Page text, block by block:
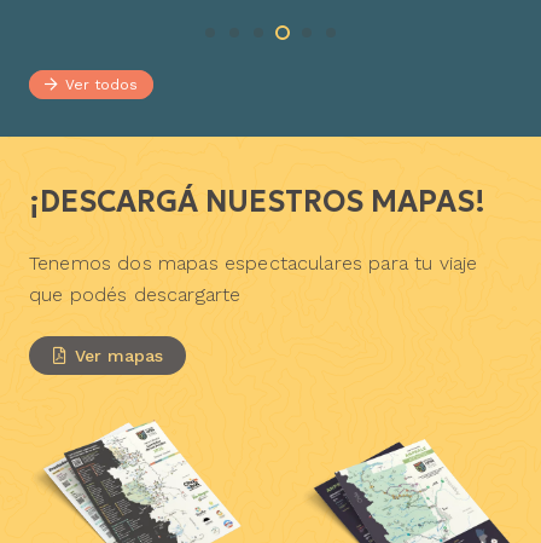
Ver todos
¡DESCARGÁ NUESTROS MAPAS!
Tenemos dos mapas espectaculares para tu viaje
que podés descargarte
Ver mapas